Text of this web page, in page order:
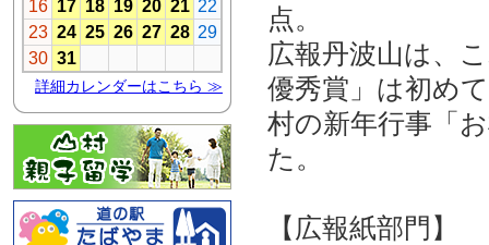
点。
広報丹波山は、
優秀賞」は初め
村の新年行事「
た。
【広報紙部門】